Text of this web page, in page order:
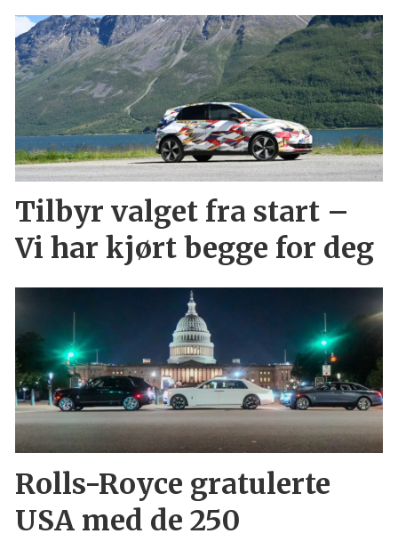
Tilbyr valget fra start –
Vi har kjørt begge for deg
Rolls-Royce gratulerte
USA med de 250